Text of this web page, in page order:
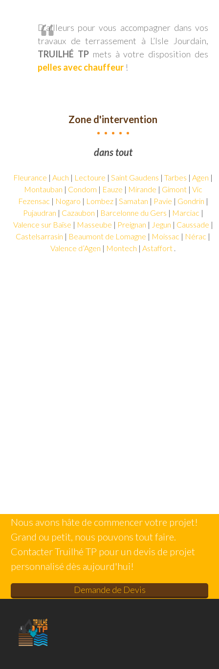
D’ailleurs pour vous accompagner dans vos
travaux de terrassement à L’Isle Jourdain,
TRUILHÉ TP mets à votre disposition des
pelles avec chauffeur !
Zone d'intervention
Truilhé
dans
tout
le
Gers,
voire
sur
tout
les
dans tout le Gers,
Fleurance |Auch | Lectoure |Saint Gaudens |Tarbes |Agen |
Montauban | Condom | Eauze | Mirande | Gimont| Vic
Fezensac | Nogaro | Lombez| Samatan | Pavie | Gondrin |
Pujaudran | Cazaubon | Barcelonne du Gers | Marciac |
Valence sur Baïse | Masseube | Preignan | Jegun | Caussade |
Castelsarrasin | Beaumont de Lomagne | Moissac | Nérac |
Valence d’Agen | Montech |Astaffort .
Nous avons hâte de commencer votre projet!
Grand ou petit, nous pouvons tout faire.
Contacter Truilhé TP pour un devis de projet
personnalisé dès aujourd'hui!
Demande de Devis